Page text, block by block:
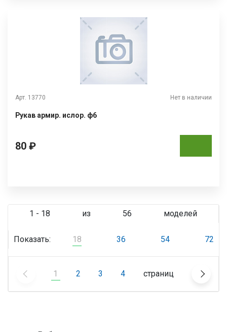
Арт. 13770 Нет в наличии
Рукав армир. ислор. ф6
80 ₽
1 - 18 из 56 моделей
Показать: 18 36 54 72
1 2 3 4 страниц